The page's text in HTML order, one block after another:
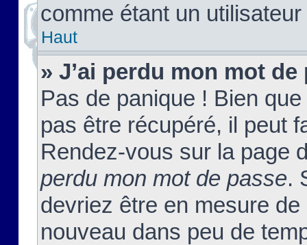
comme étant un
Haut
» J’ai perdu mon mot de
Pas de panique ! Bien
pas être récupéré, il peut
Rendez-vous sur la page
perdu mon mot de passe.
devriez être en mesure
nouveau dans peu de